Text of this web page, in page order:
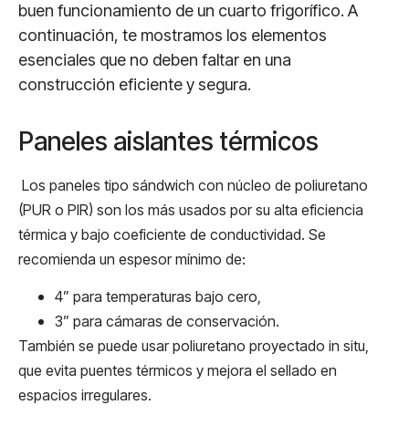
buen funcionamiento de un cuarto frigorífico. A
continuación, te mostramos los elementos
esenciales que no deben faltar en una
construcción eficiente y segura.
Paneles aislantes térmicos
Los paneles tipo sándwich con núcleo de poliuretano
(PUR o PIR) son los más usados por su alta eficiencia
térmica y bajo coeficiente de conductividad. Se
recomienda un espesor mínimo de:
4” para temperaturas bajo cero,
3” para cámaras de conservación.
También se puede usar poliuretano proyectado in situ,
que evita puentes térmicos y mejora el sellado en
espacios irregulares.